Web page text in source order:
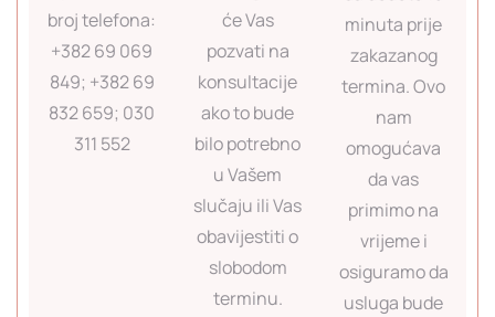
broj telefona:
+382 69 069
849; +382 69
832 659; 030
311 552
će Vas
pozvati na
konsultacije
ako to bude
bilo potrebno
u Vašem
slučaju ili Vas
obavijestiti o
slobodom
terminu.
minuta prije
zakazanog
termina. Ovo
nam
omogućava
da vas
primimo na
vrijeme i
osiguramo da
usluga bude